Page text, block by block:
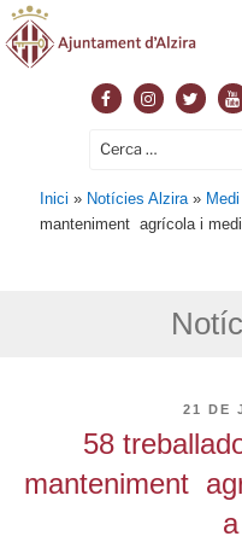
FacebookInstagram
Twitter
Cerca:
Inici » Notícies Alzira »
manteniment agrícola i
21 DE
58
manteniment